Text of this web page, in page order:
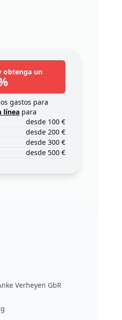
obtenga un
gastos para
línea para
desde 100 €
desde 200 €
desde 300 €
desde 500 €
Verheyen GbR